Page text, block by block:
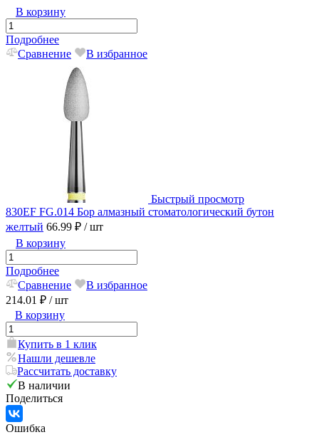
В корзину
Подробнее
Сравнение
В избранное
Быстрый просмотр
830EF FG.014 Бор алмазный стоматологический бутон
желтый 66.99 ₽ / шт
В корзину
Подробнее
Сравнение
В избранное
214.01 ₽ / шт
В корзину
Купить в 1 клик
Нашли дешевле
Рассчитать доставку
В наличии
Поделиться
Ошибка